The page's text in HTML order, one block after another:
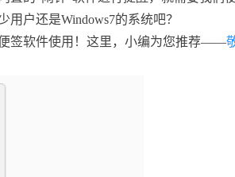
户还是Windows7的系统吧？
签软件使用！这里，小编为您推荐——